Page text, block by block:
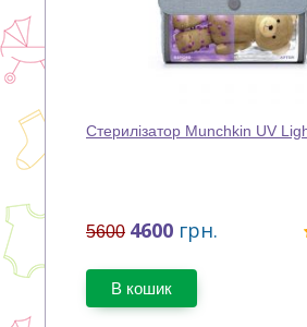
Стерилізатор Munchkin UV
5600 4600 грн.
В кошик